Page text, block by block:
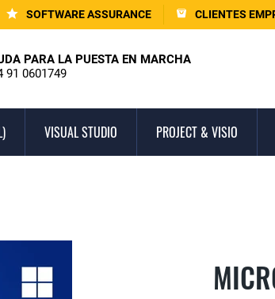
SOFTWARE ASSURANCE CLIENTES
PARA LA PUESTA EN MARCHA
91 0601749
VISUAL STUDIO PROJECT & VISIO